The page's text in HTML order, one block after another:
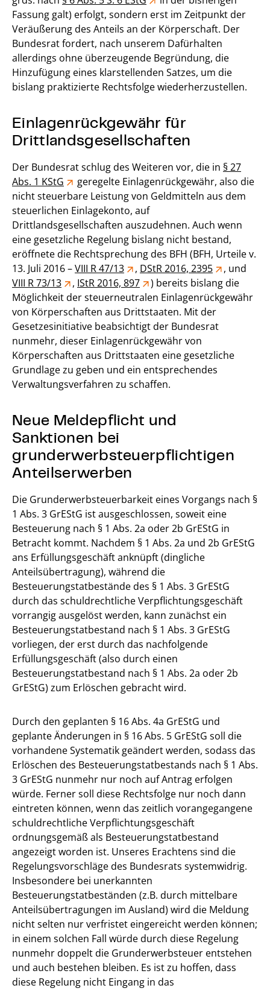
Fassung galt) erfolgt, sondern erst im Zeitpunkt der
Veräußerung des Anteils an der Körperschaft. Der
Bundesrat fordert, nach unserem Dafürhalten
allerdings ohne überzeugende Begründung, die
Hinzufügung eines klarstellenden Satzes, um die
bislang praktizierte Rechtsfolge wiederherzustellen.
Einlagenrückgewähr für
Drittlandsgesellschaften
Der Bundesrat schlug des Weiteren vor, die in § 27
Abs. 1 KStG
geregelte Einlagenrückgewähr, also die
nicht steuerbare Leistung von Geldmitteln aus dem
steuerlichen Einlagekonto, auf
Drittlandsgesellschaften auszudehnen. Auch wenn
eine gesetzliche Regelung bislang nicht bestand,
eröffnete die Rechtsprechung des BFH (BFH, Urteile v.
13. Juli 2016 –VIII R 47/13 , DStR 2016, 2395
, und
VIII R 73/13
, IStR 2016, 897
) bereits bislang die
Möglichkeit der steuerneutralen Einlagenrückgewähr
von Körperschaften aus Drittstaaten. Mit der
Gesetzesinitiative beabsichtigt der Bundesrat
nunmehr, dieser Einlagenrückgewähr von
Körperschaften aus Drittstaaten eine gesetzliche
Grundlage zu geben und ein entsprechendes
Verwaltungsverfahren zu schaffen.
Neue Meldepflicht und
Sanktionen bei
grunderwerbsteuerpflichtigen
Anteilserwerben
Die Grunderwerbsteuerbarkeit eines Vorgangs nach §
1 Abs. 3 GrEStG ist ausgeschlossen, soweit eine
Besteuerung nach § 1 Abs. 2a oder 2b GrEStG in
Betracht kommt. Nachdem § 1 Abs. 2a und 2b GrEStG
ans Erfüllungsgeschäft anknüpft (dingliche
Anteilsübertragung), während die
Besteuerungstatbestände des § 1 Abs. 3 GrEStG
durch das schuldrechtliche Verpflichtungsgeschäft
vorrangig ausgelöst werden, kann zunächst ein
Besteuerungstatbestand nach § 1 Abs. 3 GrEStG
vorliegen, der erst durch das nachfolgende
Erfüllungsgeschäft (also durch einen
Besteuerungstatbestand nach § 1 Abs. 2a oder 2b
GrEStG) zum Erlöschen gebracht wird.
Durch den geplanten § 16 Abs. 4a GrEStG und
geplante Änderungen in § 16 Abs. 5 GrEStG soll die
vorhandene Systematik geändert werden, sodass das
Erlöschen des Besteuerungstatbestands nach § 1 Abs.
3 GrEStG nunmehr nur noch auf Antrag erfolgen
würde. Ferner soll diese Rechtsfolge nur noch dann
eintreten können, wenn das zeitlich vorangegangene
schuldrechtliche Verpflichtungsgeschäft
ordnungsgemäß als Besteuerungstatbestand
angezeigt worden ist. Unseres Erachtens sind die
Regelungsvorschläge des Bundesrats systemwidrig.
Insbesondere bei unerkannten
Besteuerungstatbeständen (z.B. durch mittelbare
Anteilsübertragungen im Ausland) wird die Meldung
nicht selten nur verfristet eingereicht werden können;
in einem solchen Fall würde durch diese Regelung
nunmehr doppelt die Grunderwerbsteuer entstehen
und auch bestehen bleiben. Es ist zu hoffen, dass
diese Regelung nicht Eingang in das